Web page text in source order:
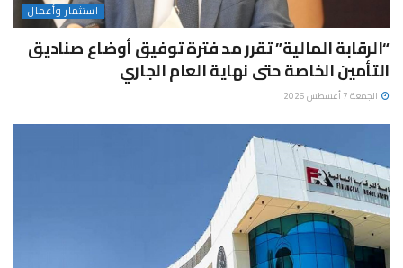
استثمار وأعمال
“الرقابة المالية” تقرر مد فترة توفيق أوضاع صناديق
التأمين الخاصة حتى نهاية العام الجاري
الجمعة 7 أغسطس 2026